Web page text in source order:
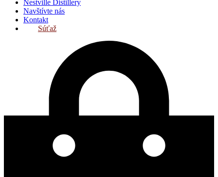
Nestville Distillery
Navštívte nás
Kontakt
Súťaž